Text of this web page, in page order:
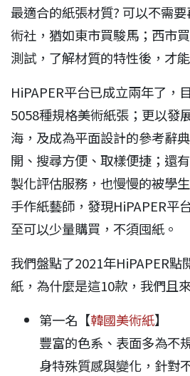
最適合的紙張材質? 可以不需
術社，猶如東市買駿馬；西市
測試，了解材質的特性後，才
HiPAPER平台已成立兩年了，
5058種規格美術紙張；更以發
海，及成為平面設計的參考辭
開、搜尋方便、取樣便捷；還
製化評估服務，也慢慢的被學
手作紙藝師，發現HiPAPER平
至可以少量購買，不須囤紙。
我們盤點了2021年HiPAPER點
紙，為什麼是這10款，我們且
第一名【韓國美術紙】
豐富的色系、表面多為不
身特殊質感與變化，針對